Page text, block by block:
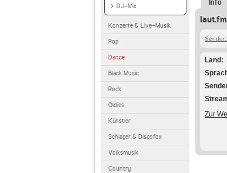
DJ-Mix
Konzerte & Live-Musik
Pop
Dance
Black Music
Rock
Oldies
Künstler
Schlager & Discofox
Volksmusik
Country
Info
Land
Zur